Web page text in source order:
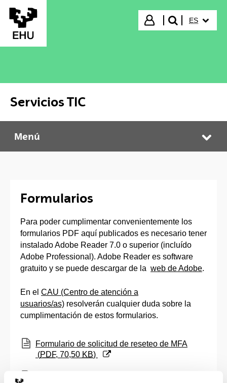
Saltar al contenido principal
Iniciar sesión
buscar"
ES
Servicios TIC
Servicios TIC
Menú
Formularios
Para poder cumplimentar convenientemente los
formularios PDF aquí publicados es necesario tener
instalado Adobe Reader 7.0 o superior (incluído
Adobe Professional). Adobe Reader es software
gratuito y se puede descargar de la web de Adobe.
En el CAU (Centro de atención a
usuarios/as) resolverán cualquier duda sobre la
cumplimentación de estos formularios.
(Abre una nueva ventana)
Formulario de solicitud de reseteo de MFA
(PDF, 70,50 KB)